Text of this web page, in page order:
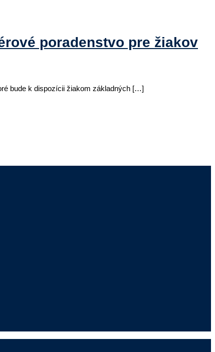
poradenstvo pre žiakov
bude k dispozícii žiakom základných […]